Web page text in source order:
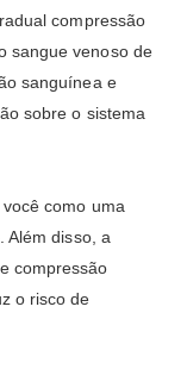
compressão
sangue venoso de
sanguínea e
sobre o sistema
como uma
Além disso, a
compressão
o risco de